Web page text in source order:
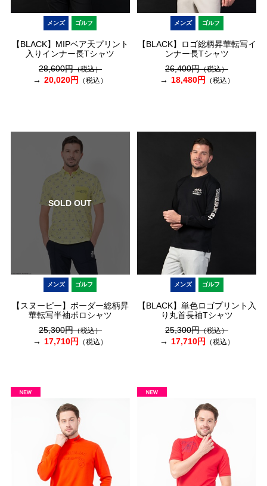
メンズ ゴルフ
【BLACK】MIPベア天プリント
入りインナー長Tシャツ
28,600円（税込）
20,020円 （税込）
メンズ ゴルフ
【BLACK】ロゴ総柄昇華転写イ
ンナー長Tシャツ
26,400円（税込）
18,480円 （税込）
SOLD OUT
メンズ ゴルフ
【スヌーピー】ボーダー総柄昇
華転写半袖ポロシャツ
25,300円（税込）
17,710円 （税込）
メンズ ゴルフ
【BLACK】単色ロゴプリント入
り丸首長袖Tシャツ
25,300円（税込）
17,710円 （税込）